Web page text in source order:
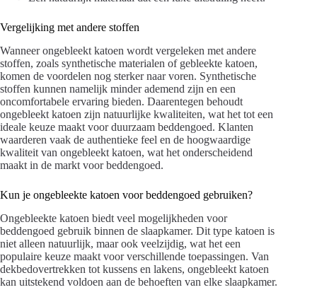
Vergelijking met andere stoffen
Wanneer ongebleekt katoen wordt vergeleken met andere
stoffen, zoals synthetische materialen of gebleekte katoen,
komen de voordelen nog sterker naar voren. Synthetische
stoffen kunnen namelijk minder ademend zijn en een
oncomfortabele ervaring bieden. Daarentegen behoudt
ongebleekt katoen zijn natuurlijke kwaliteiten, wat het tot een
ideale keuze maakt voor duurzaam beddengoed. Klanten
waarderen vaak de authentieke feel en de hoogwaardige
kwaliteit van ongebleekt katoen, wat het onderscheidend
maakt in de markt voor beddengoed.
Kun je ongebleekte katoen voor beddengoed gebruiken?
Ongebleekte katoen biedt veel mogelijkheden voor
beddengoed gebruik binnen de slaapkamer. Dit type katoen is
niet alleen natuurlijk, maar ook veelzijdig, wat het een
populaire keuze maakt voor verschillende toepassingen. Van
dekbedovertrekken tot kussens en lakens, ongebleekt katoen
kan uitstekend voldoen aan de behoeften van elke slaapkamer.